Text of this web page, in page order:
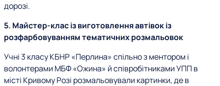
дорозі.
5. Майстер-клас із виготовлення автівок із
розфарбовуванням тематичних розмальовок
Учні 3 класу КБНР «Перлина» спільно з ментором і
волонтерами МБФ «Ожина» й співробітниками УПП в
місті Кривому Розі розмальовували картинки, де в